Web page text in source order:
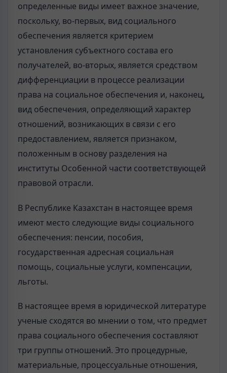
определенные виды имеет важное значение,
поскольку, во-первых, вид социального
обеспечения является критерием
установления субъектного состава его
получателей, во-вторых, является средством
дифференциации в процессе реализации
права на социальное обеспечения и, наконец,
вид обеспечения, определяющий характер
отношений, возникающих в связи с его
предоставлением, является признаком,
положенным в основу разделения на
институты Особенной части соответствующей
правовой отрасли.
В Республике Казахстан в настоящее время
имеют место следующие виды социального
обеспечения: пенсии, пособия,
государственная адресная социальная
помощь, социальные услуги, компенсации,
льготы.
В настоящее время в юридической литературе
ученые сходятся во мнении о том, что предмет
права социального обеспечения составляют
три группы отношений. Это процедурные,
материальные, процессуальные отношения,